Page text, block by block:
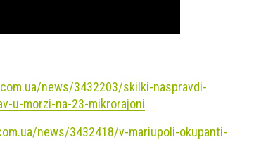
news/3432203/skilki-naspravdi-
u-morzi-na-23-mikrorajoni
news/3432418/v-mariupoli-okupanti-